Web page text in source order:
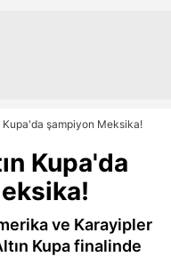
Kupa'da şampiyon Meksika!
Kupa'da
ve Karayipler
Kupa finalinde